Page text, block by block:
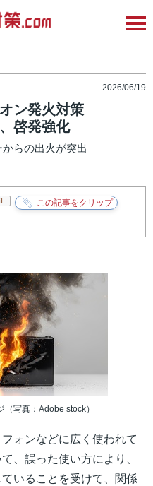
2026/06/19
ン発火対策
啓発強化
らの出火が突出
写真：Adobe stock）
ォンなどに広く使われて
、誤った使い方により、
いることを受けて、関係